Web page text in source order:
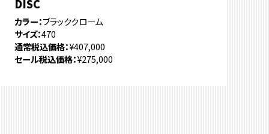
DISC
カラー ブラッククローム
サイズ 470
通常税込価格 ¥407,000
セール税込価格 ¥275,000